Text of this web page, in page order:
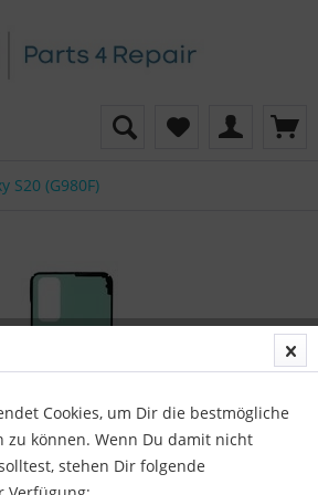
S20 (G980F)
Cookies, um Dir die bestmögliche
zu können. Wenn Du damit nicht
stehen Dir folgende